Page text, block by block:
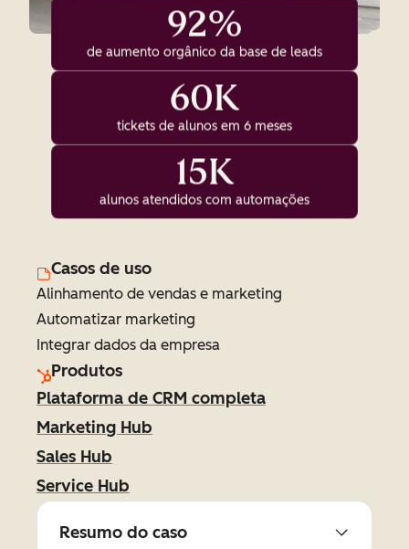
92%
de aumento orgânico da base de leads
60K
tickets de alunos em 6 meses
15K
alunos atendidos com automações
Casos de uso
Alinhamento de vendas e marketing
Automatizar marketing
Integrar dados da empresa
Produtos
Plataforma de CRM completa
Marketing Hub
Sales Hub
Service Hub
Resumo do caso